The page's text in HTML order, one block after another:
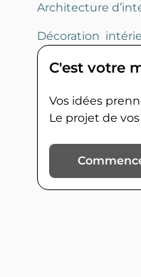
Architecture
Décoration
C'est votre
Vos idées
Le projet de